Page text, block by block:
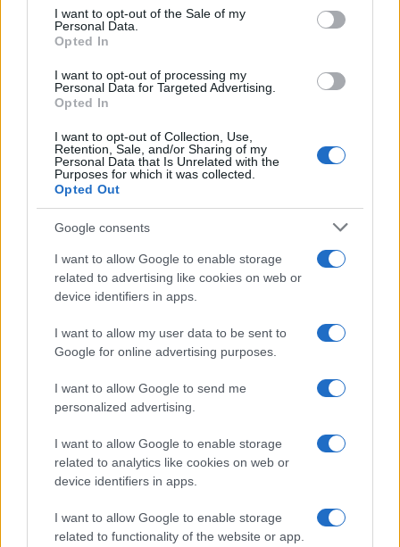
consent section.
I want to opt-out of the Sale of my
Personal Data.
Opted In
I want to opt-out of processing my
Personal Data for Targeted Advertising.
Opted In
I want to opt-out of Collection, Use,
Retention, Sale, and/or Sharing of my
Personal Data that Is Unrelated with the
Purposes for which it was collected.
Opted Out
Google consents
I want to allow Google to enable storage
related to advertising like cookies on web or
device identifiers in apps.
I want to allow my user data to be sent to
Google for online advertising purposes.
I want to allow Google to send me
personalized advertising.
I want to allow Google to enable storage
related to analytics like cookies on web or
device identifiers in apps.
I want to allow Google to enable storage
related to functionality of the website or app.
Continua a leggere
WEEKEND